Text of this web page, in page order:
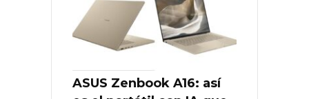
ASUS Zenbook A16: así